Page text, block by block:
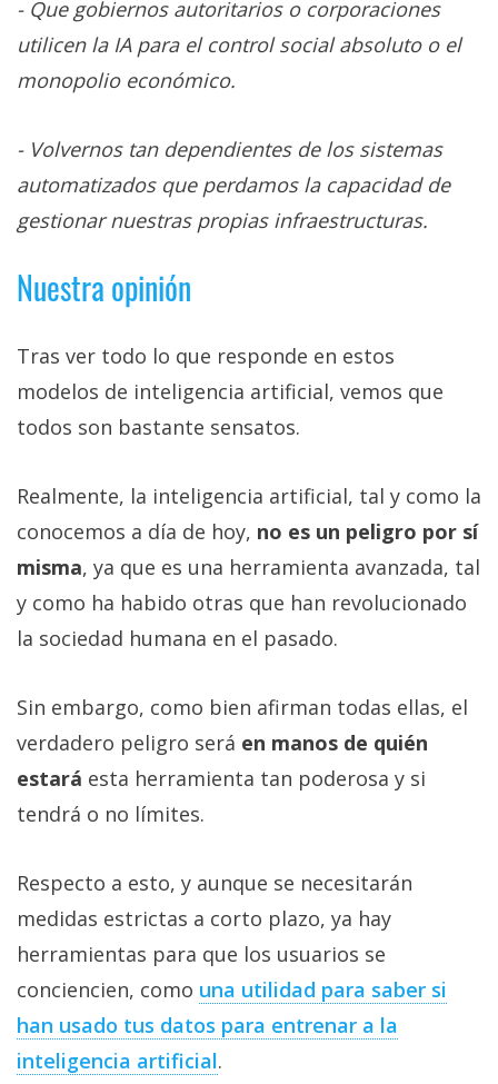
- Que gobiernos autoritarios o corporaciones
utilicen la IA para el control social absoluto o el
monopolio económico.
- Volvernos tan dependientes de los sistemas
automatizados que perdamos la capacidad de
gestionar nuestras propias infraestructuras.
Nuestra opinión
Tras ver todo lo que responde en estos
modelos de inteligencia artificial, vemos que
todos son bastante sensatos.
Realmente, la inteligencia artificial, tal y como la
conocemos a día de hoy, no es un peligro por sí
misma, ya que es una herramienta avanzada, tal
y como ha habido otras que han revolucionado
la sociedad humana en el pasado.
Sin embargo, como bien afirman todas ellas, el
verdadero peligro será en manos de quién
estará esta herramienta tan poderosa y si
tendrá o no límites.
Respecto a esto, y aunque se necesitarán
medidas estrictas a corto plazo, ya hay
herramientas para que los usuarios se
conciencien, como una utilidad para saber si
han usado tus datos para entrenar a la
inteligencia artificial‎.